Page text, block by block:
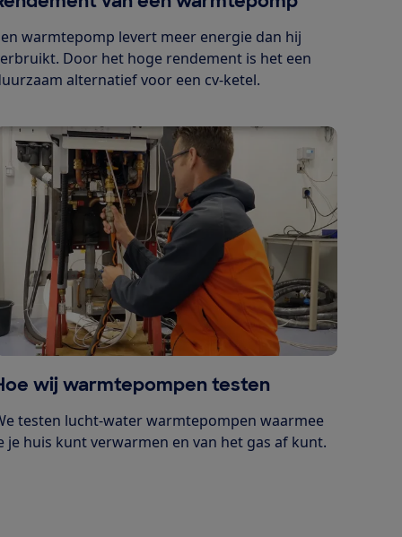
warmtepomp levert meer energie dan hij
Door het hoge rendement is het een
alternatief voor een cv-ketel.
wij warmtepompen testen
testen lucht-water warmtepompen waarmee
je huis kunt verwarmen en van het gas af kunt.